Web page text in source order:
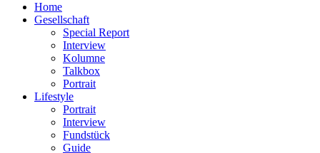
Home
Gesellschaft
Special Report
Interview
Kolumne
Talkbox
Portrait
Lifestyle
Portrait
Interview
Fundstück
Guide